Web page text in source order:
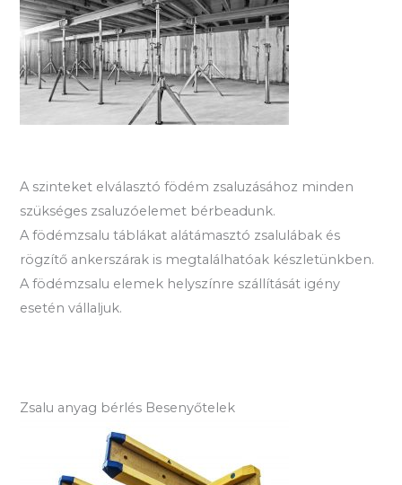
A szinteket elválasztó födém zsaluzásához minden
szükséges zsaluzóelemet bérbeadunk.
A födémzsalu táblákat alátámasztó zsalulábak és
rögzítő ankerszárak is megtalálhatóak készletünkben.
A födémzsalu elemek helyszínre szállítását igény
esetén vállaljuk.
Zsalu anyag bérlés Besenyőtelek